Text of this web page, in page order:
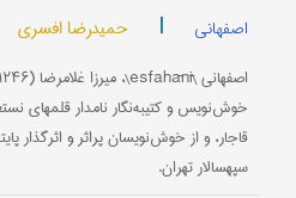
اصفهانی | حمیدرضا افسری
خوش‌نویس و کتیبه‌نگار نامدار قلمهای
قاجار، و از خوش‌نویسان پراثر و اثرگذار
سپهسالار تهران.